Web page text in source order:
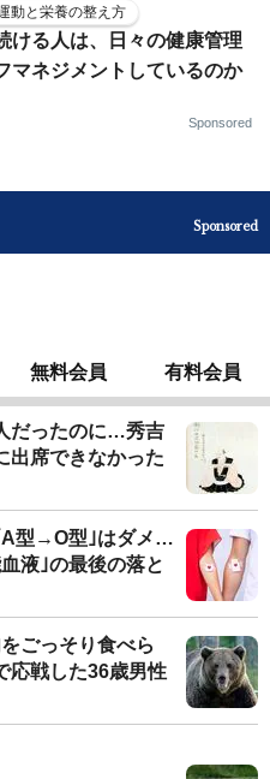
動と栄養の整え方
ける人は、日々の健康管理
マネジメントしているのか
Sponsored
Sponsored
無料会員 有料会員
だったのに…秀吉
出席できなかった
A型→O型｣はダメ…
液｣の最後の落と
ごっそり食べら
応戦した36歳男性